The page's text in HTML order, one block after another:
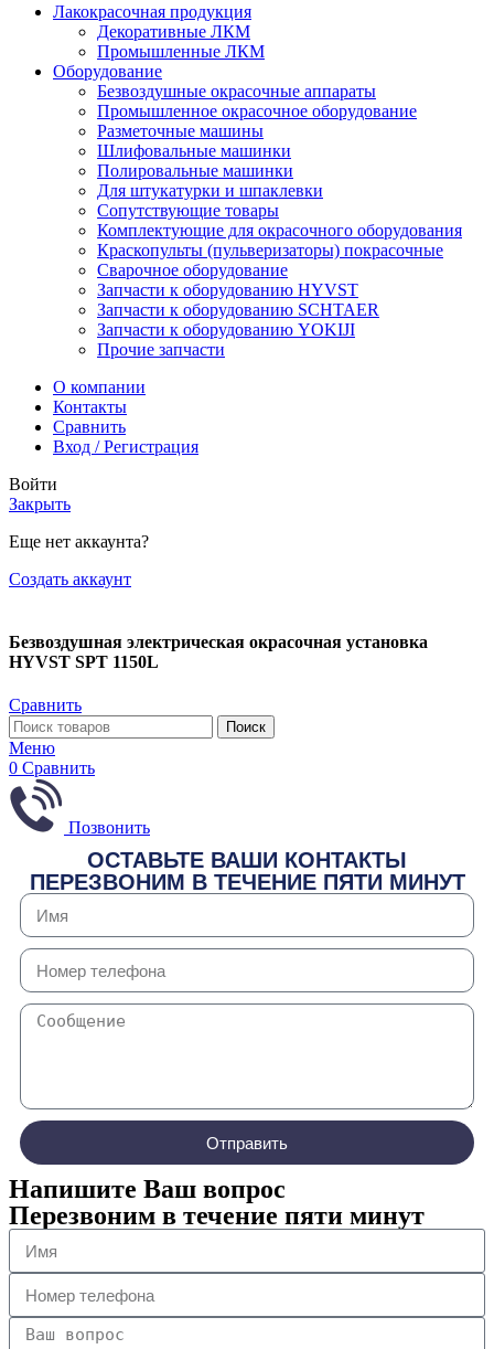
Лакокрасочная продукция
Декоративные ЛКМ
Промышленные ЛКМ
Оборудование
Безвоздушные окрасочные аппараты
Промышленное окрасочное оборудование
Разметочные машины
Шлифовальные машинки
Полировальные машинки
Для штукатурки и шпаклевки
Сопутствующие товары
Комплектующие для окрасочного оборудования
Краскопульты (пульверизаторы) покрасочные
Сварочное оборудование
Запчасти к оборудованию HYVST
Запчасти к оборудованию SCHTAER
Запчасти к оборудованию YOKIJI
Прочие запчасти
О компании
Контакты
Сравнить
Вход / Регистрация
Войти
Закрыть
Еще нет аккаунта?
Создать аккаунт
Безвоздушная электрическая окрасочная установка
HYVST SPT 1150L
Сравнить
Поиск
Меню
0 Сравнить
Позвонить
ОСТАВЬТЕ ВАШИ КОНТАКТЫ
ПЕРЕЗВОНИМ В ТЕЧЕНИЕ ПЯТИ МИНУТ
Отправить
Напишите Ваш вопрос
Перезвоним в течение пяти минут